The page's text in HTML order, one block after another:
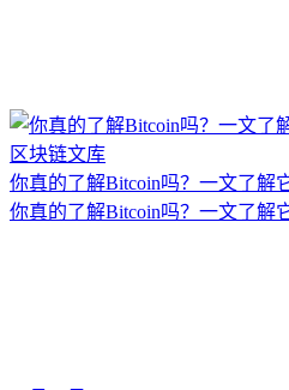
你真的了解Bitcoin吗？一文了解
你真的了解Bitcoin吗？一文了解